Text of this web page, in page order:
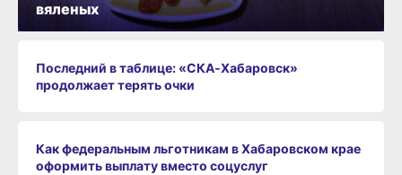
Последний в таблице: «СКА‑Хабаровск»
продолжает терять очки
Как федеральным льготникам в Хабаровском крае
оформить выплату вместо соцуслуг
вяленых